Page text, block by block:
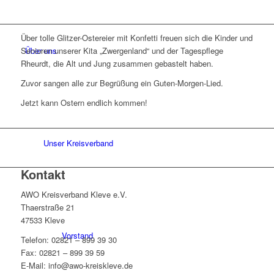
Über uns
Unser Kreisverband
Vorstand
Über tolle Glitzer-Ostereier mit Konfetti freuen sich die Kinder und
Senioren unserer Kita „Zwergenland“ und der Tagespflege
Rheurdt, die Alt und Jung zusammen gebastelt haben.
Zuvor sangen alle zur Begrüßung ein Guten-Morgen-Lied.
Jetzt kann Ostern endlich kommen!
Kontakt
AWO Kreisverband Kleve e.V.
Thaerstraße 21
47533 Kleve
Telefon: 02821 – 899 39 30
Fax: 02821 – 899 39 59
E-Mail: info@awo-kreiskleve.de